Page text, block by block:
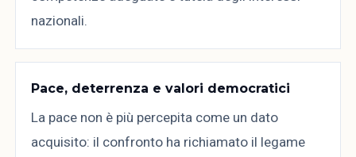
nazionali.
Pace, deterrenza e valori democratici
La pace non è più percepita come un dato
acquisito: il confronto ha richiamato il legame